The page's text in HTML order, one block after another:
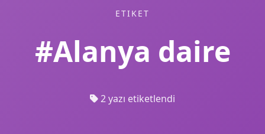
ETIKET
#Alanya daire
2 yazı etiketlendi